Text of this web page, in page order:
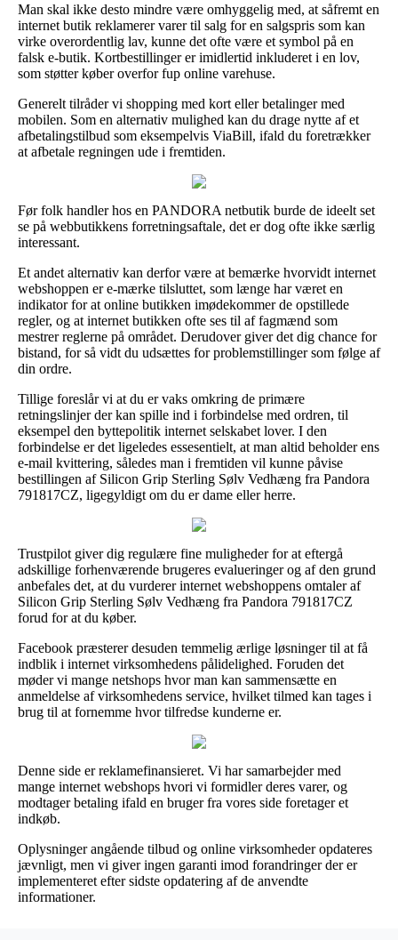
Man skal ikke desto mindre være omhyggelig med, at såfremt en
internet butik reklamerer varer til salg for en salgspris som kan
virke overordentlig lav, kunne det ofte være et symbol på en
falsk e-butik. Kortbestillinger er imidlertid inkluderet i en lov,
som støtter køber overfor fup online varehuse.
Generelt tilråder vi shopping med kort eller betalinger med
mobilen. Som en alternativ mulighed kan du drage nytte af et
afbetalingstilbud som eksempelvis ViaBill, ifald du foretrækker
at afbetale regningen ude i fremtiden.
Før folk handler hos en PANDORA netbutik burde de ideelt set
se på webbutikkens forretningsaftale, det er dog ofte ikke særlig
interessant.
Et andet alternativ kan derfor være at bemærke hvorvidt internet
webshoppen er e-mærke tilsluttet, som længe har været en
indikator for at online butikken imødekommer de opstillede
regler, og at internet butikken ofte ses til af fagmænd som
mestrer reglerne på området. Derudover giver det dig chance for
bistand, for så vidt du udsættes for problemstillinger som følge af
din ordre.
Tillige foreslår vi at du er vaks omkring de primære
retningslinjer der kan spille ind i forbindelse med ordren, til
eksempel den byttepolitik internet selskabet lover. I den
forbindelse er det ligeledes essesentielt, at man altid beholder ens
e-mail kvittering, således man i fremtiden vil kunne påvise
bestillingen af Silicon Grip Sterling Sølv Vedhæng fra Pandora
791817CZ, ligegyldigt om du er dame eller herre.
Trustpilot giver dig regulære fine muligheder for at eftergå
adskillige forhenværende brugeres evalueringer og af den grund
anbefales det, at du vurderer internet webshoppens omtaler af
Silicon Grip Sterling Sølv Vedhæng fra Pandora 791817CZ
forud for at du køber.
Facebook præsterer desuden temmelig ærlige løsninger til at få
indblik i internet virksomhedens pålidelighed. Foruden det
møder vi mange netshops hvor man kan sammensætte en
anmeldelse af virksomhedens service, hvilket tilmed kan tages i
brug til at fornemme hvor tilfredse kunderne er.
Denne side er reklamefinansieret. Vi har samarbejder med
mange internet webshops hvori vi formidler deres varer, og
modtager betaling ifald en bruger fra vores side foretager et
indkøb.
Oplysninger angående tilbud og online virksomheder opdateres
jævnligt, men vi giver ingen garanti imod forandringer der er
implementeret efter sidste opdatering af de anvendte
informationer.